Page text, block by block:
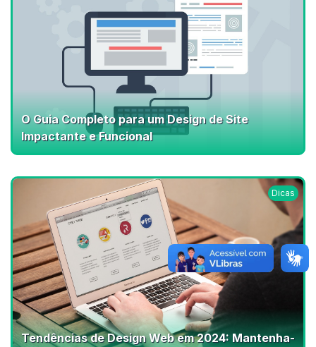
O Guia Completo para um Design de Site
Impactante e Funcional
Dicas
Tendências de Design Web em 2024: Mantenha-